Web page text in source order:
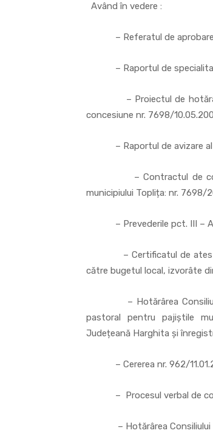
Având în vedere :
– Referatul de aprobare
– Raportul de
– Proiectul de hotărâre
concesiune nr. 7698/
– Raportul de avizare al
– Contractul de
municipiului Toplița: nr. 7698/
– Prevederile pct. III –
– Certificatul de atestare
către bugetul local, izvorâte
– Hotărârea Consiliului
pastoral pentru pajiștile
Județeană Harghita și
– Cererea nr. 962/
– Procesul verbal de
– Hotărârea Consiliului